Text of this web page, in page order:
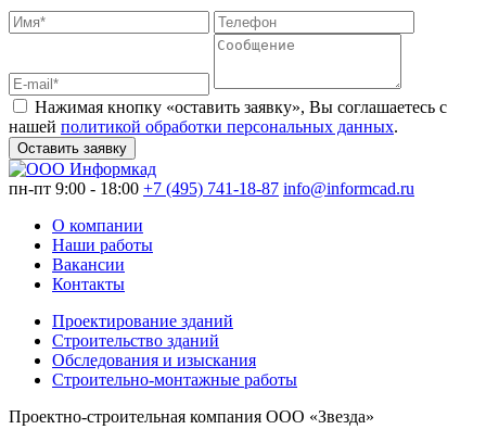
Нажимая кнопку «оставить заявку», Вы соглашаетесь с
нашей политикой обработки персональных данных.
Оставить заявку
пн-пт 9:00 - 18:00 +7 (495) 741-18-87 info@informcad.ru
О компании
Наши работы
Вакансии
Контакты
Проектирование зданий
Строительство зданий
Обследования и изыскания
Строительно-монтажные работы
Проектно-строительная компания ООО «Звезда»